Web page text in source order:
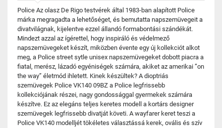
Police Az olasz De Rigo testvérek által 1983-ban alapított Police
márka megragadta a lehetőséget, és bemutatta napszemüvegeit a
divatvilágnak, kijelentve ezzel állandó formabontási szándékát.
Mindezt azzal az ígérettel, hogy inspiráló és védelmező
napszemüvegeket készít, miközben évente egy új kollekciót alkot
meg, a Police street sytle unisex napszemüvegeket dobott piacra a
fiatal, merész, lázadó egyéniségek számára, akiket az amerikai ”on
the way” életmód ihletett. Kinek készültek? A dioptriás
szemüvegek Police VK140 09BZ a Police legfrissebb
kollekciójának részei, nagy gondossággal gyermekek számára
készítve. Ez az elegáns teljes keretes modell a kortárs designer
szemüvegek legfrissebb divatját követi. A wayfarer keret teszi a
Police VK140 modelljét tökéletes választássá kerek, ovális és szív